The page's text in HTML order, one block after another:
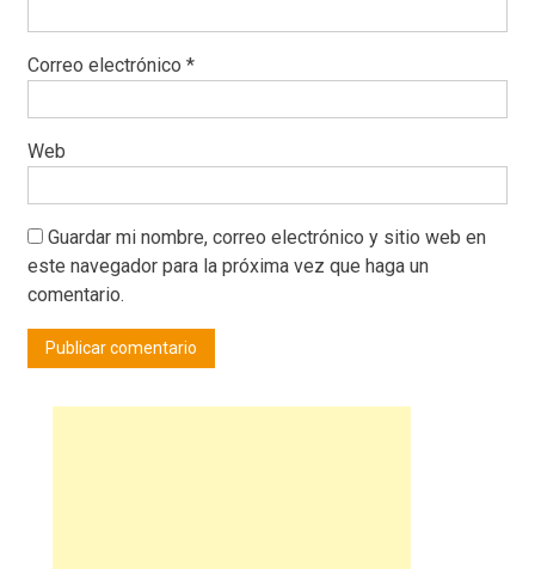
Correo electrónico *
Web
Guardar mi nombre, correo electrónico y sitio web en
este navegador para la próxima vez que haga un
comentario.